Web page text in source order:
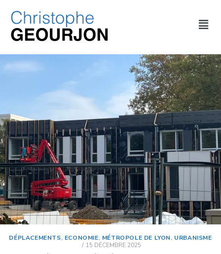
CATÉGORIE :DÉPLACEMENTS
DÉPLACEMENTS, ECONOMIE, MÉTROPOLE DE LYON, URBANISME
15 DÉCEMBRE 2025